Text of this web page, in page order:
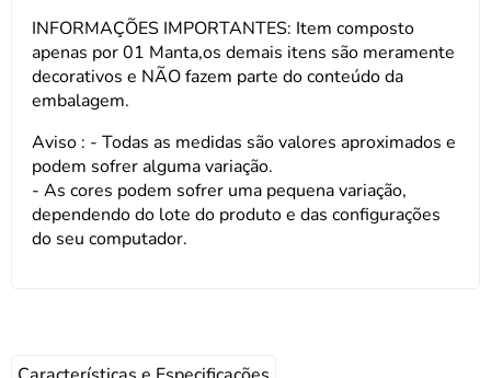
INFORMAÇÕES IMPORTANTES: Item composto
apenas por 01 Manta,os demais itens são meramente
decorativos e NÃO fazem parte do conteúdo da
embalagem.
Aviso : - Todas as medidas são valores aproximados e
podem sofrer alguma variação.
- As cores podem sofrer uma pequena variação,
dependendo do lote do produto e das configurações
do seu computador.